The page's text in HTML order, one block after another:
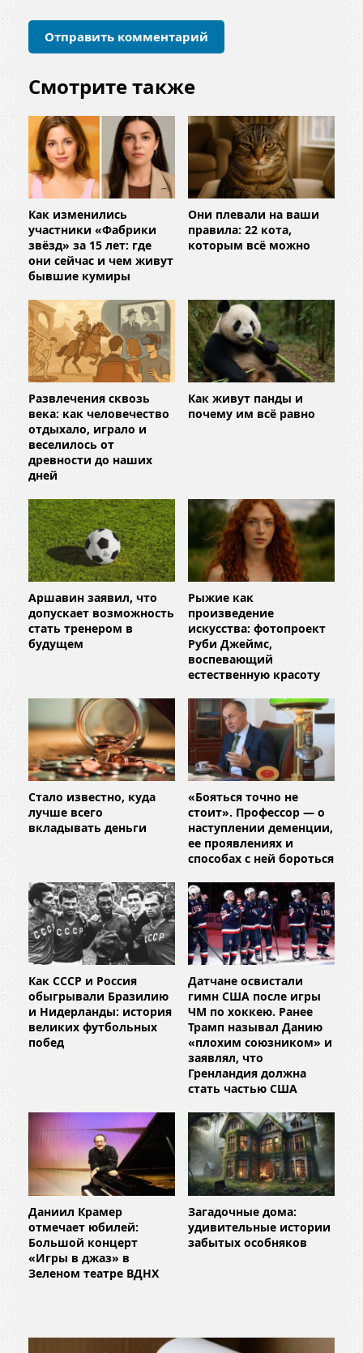
и
Смотрите также
Как изменились
участники «Фабрики
звёзд» за 15 лет: где
они сейчас и чем живут
бывшие кумиры
Они плевали на ваши
правила: 22 кота,
которым всё можно
Развлечения сквозь
века: как человечество
отдыхало, играло и
веселилось от
древности до наших
дней
Как живут панды и
почему им всё равно
Аршавин заявил, что
допускает возможность
стать тренером в
будущем
Рыжие как
произведение
искусства: фотопроект
Руби Джеймс,
воспевающий
естественную красоту
Стало известно, куда
лучше всего
вкладывать деньги
«Бояться точно не
стоит». Профессор — о
наступлении деменции,
ее проявлениях и
способах с ней бороться
Как СССР и Россия
обыгрывали Бразилию
и Нидерланды: история
великих футбольных
побед
Датчане освистали
гимн США после игры
ЧМ по хоккею. Ранее
Трамп называл Данию
«плохим союзником» и
заявлял, что
Гренландия должна
стать частью США
Даниил Крамер
отмечает юбилей:
Большой концерт
«Игры в джаз» в
Зеленом театре ВДНХ
Загадочные дома:
удивительные истории
забытых особняков